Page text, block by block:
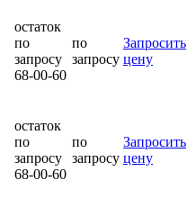
остаток
по
запросу
68-00-60
по
запросу
Запросить
цену
остаток
по
запросу
68-00-60
по
запросу
Запросить
цену